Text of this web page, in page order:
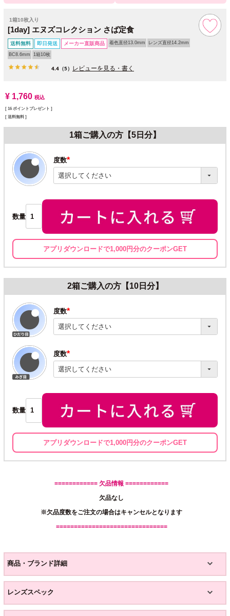
1箱10枚入り
[1day] エヌズコレクション さば定食
送料無料 即日発送 メーカー直販商品 着色直径13.0mm レンズ直径14.2mm
BC8.6mm 1箱10枚
4.4 （5） レビューを見る・書く
¥ 1,760 税込
[ 16 ポイントプレゼント ]
送料無料
1箱ご購入の方【5日分】
度数
(必
須)
数量
アプリダウンロードで1,000円分のクーポンGET
2箱ご購入の方【10日分】
度数
(必
須)
度数
(必
須)
数量
アプリダウンロードで1,000円分のクーポンGET
============ 欠品情報 ============
欠品なし
※欠品度数をご注文の場合はキャンセルとなります
===============================
商品・ブランド詳細
レンズスペック